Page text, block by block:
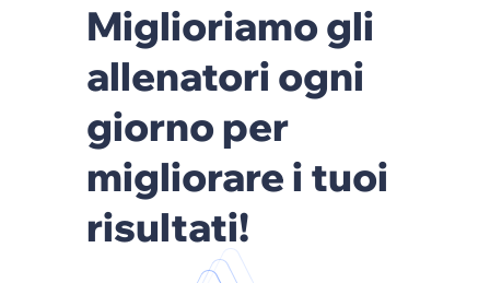
Miglioriamo gli
allenatori ogni
giorno per
migliorare i tuoi
risultati!